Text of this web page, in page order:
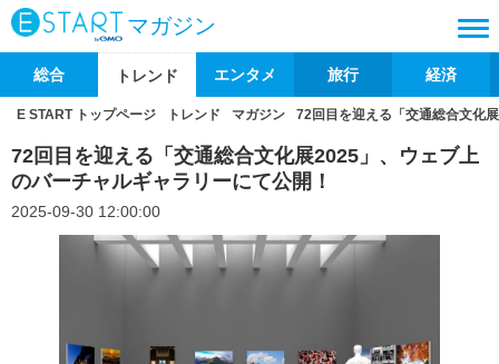
マガジン
総合 トレンド エンタメ 旅行 経済
E START トップページ トレンド マガジン 72回目を迎える「交通総合文化
72回目を迎える「交通総合文化展2025」、ウェブ上
のバーチャルギャラリーにて公開！
2025-09-30 12:00:00